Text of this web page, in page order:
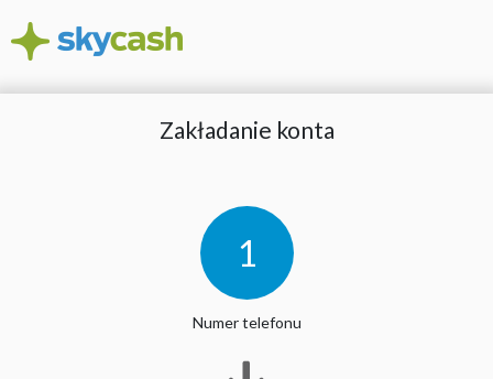
Zakładanie konta
1
Numer telefonu